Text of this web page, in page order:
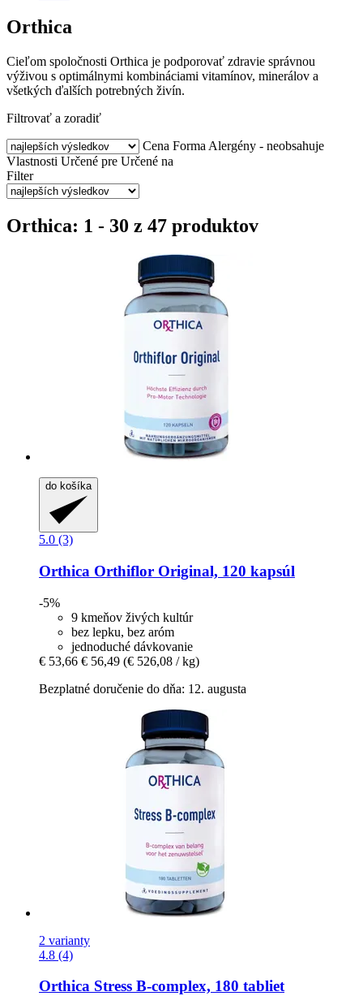
Orthica
Cieľom spoločnosti Orthica je podporovať zdravie správnou
výživou s optimálnymi kombináciami vitamínov, minerálov a
všetkých ďalších potrebných živín.
Filtrovať a zoradiť
Cena Forma Alergény - neobsahuje
Vlastnosti Určené pre Určené na
Filter
Orthica: 1 - 30 z 47 produktov
do košíka
5.0 (3)
Orthica Orthiflor Original, 120 kapsúl
-5%
9 kmeňov živých kultúr
bez lepku, bez aróm
jednoduché dávkovanie
€ 53,66 € 56,49 (€ 526,08 / kg)
Bezplatné doručenie do dňa: 12. augusta
2 varianty
4.8 (4)
Orthica Stress B-​complex, 180 tabliet